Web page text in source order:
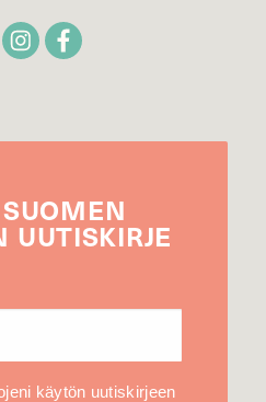
SUOMEN
UUTIS­KIRJE
käytön uutiskirjeen